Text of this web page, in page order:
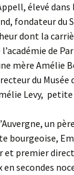
élevé dans
fondateur du
dont la
de
mère Amélie
du Musée
Levy,
un
bourgeoise,
et premier
secondes